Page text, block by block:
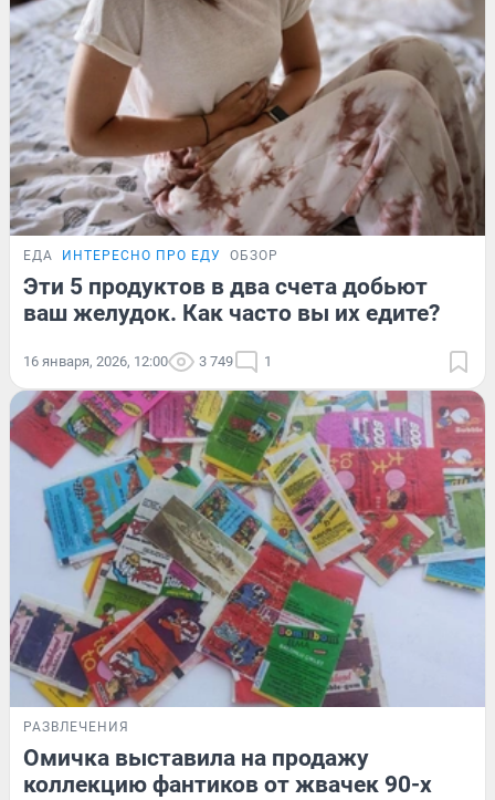
ЕДА ИНТЕРЕСНО ПРО ЕДУ ОБЗОР
Эти 5 продуктов в два счета добьют
ваш желудок. Как часто вы их едите?
16 января, 2026, 12:00 3 749 1
РАЗВЛЕЧЕНИЯ
Омичка выставила на продажу
коллекцию фантиков от жвачек 90-х